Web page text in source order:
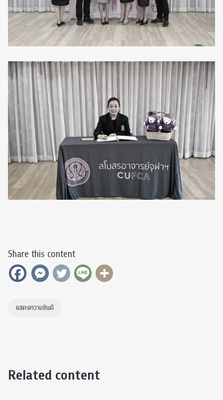
Share this content
แสดงความยินดี
Related content